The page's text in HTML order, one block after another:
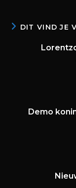
DIT VIND JE
Demo